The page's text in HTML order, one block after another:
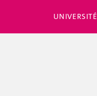
UNIVERSITÉ